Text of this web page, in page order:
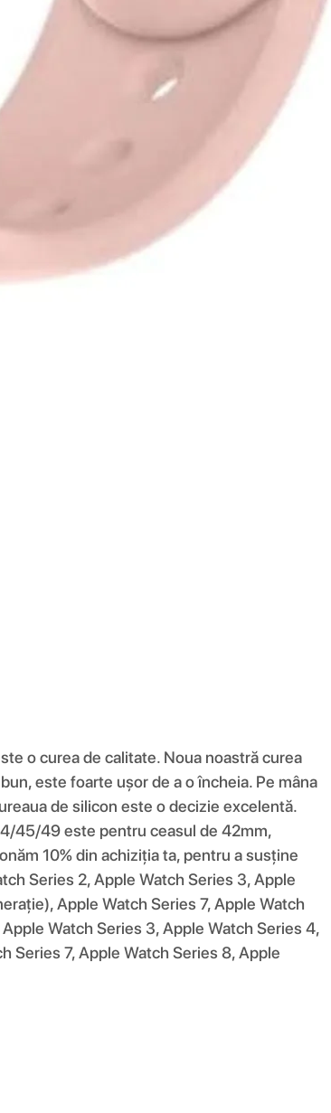
o curea de calitate. Noua noastră curea
este foarte ușor de a o încheia. Pe mâna
de silicon este o decizie excelentă.
45/49 este pentru ceasul de 42mm,
10% din achiziția ta, pentru a susține
Series 2, Apple Watch Series 3, Apple
Apple Watch Series 7, Apple Watch
Watch Series 3, Apple Watch Series 4,
Series 7, Apple Watch Series 8, Apple